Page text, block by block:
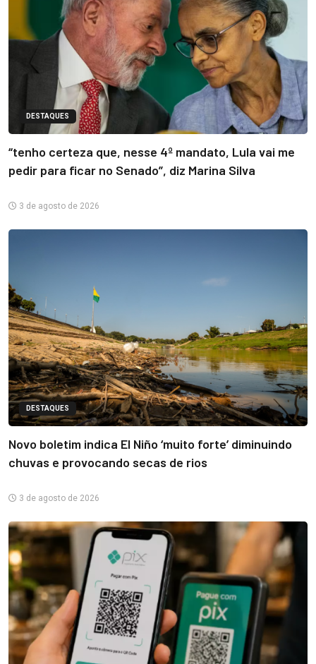
DESTAQUES
“tenho certeza que, nesse 4º mandato, Lula vai me
pedir para ficar no Senado”, diz Marina Silva
3 de agosto de 2026
DESTAQUES
Novo boletim indica El Niño ‘muito forte’ diminuindo
chuvas e provocando secas de rios
3 de agosto de 2026